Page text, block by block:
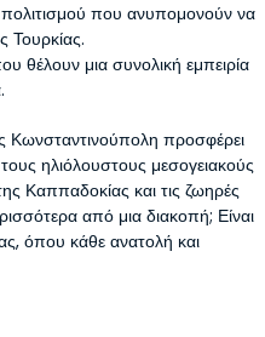
πολιτισμού που ανυπομονούν να
Τουρκίας.
θέλουν μια συνολική εμπειρία
Κωνσταντινούπολη προσφέρει
ηλιόλουστους μεσογειακούς
Καππαδοκίας και τις ζωηρές
από μια διακοπή; Είναι
όπου κάθε ανατολή και